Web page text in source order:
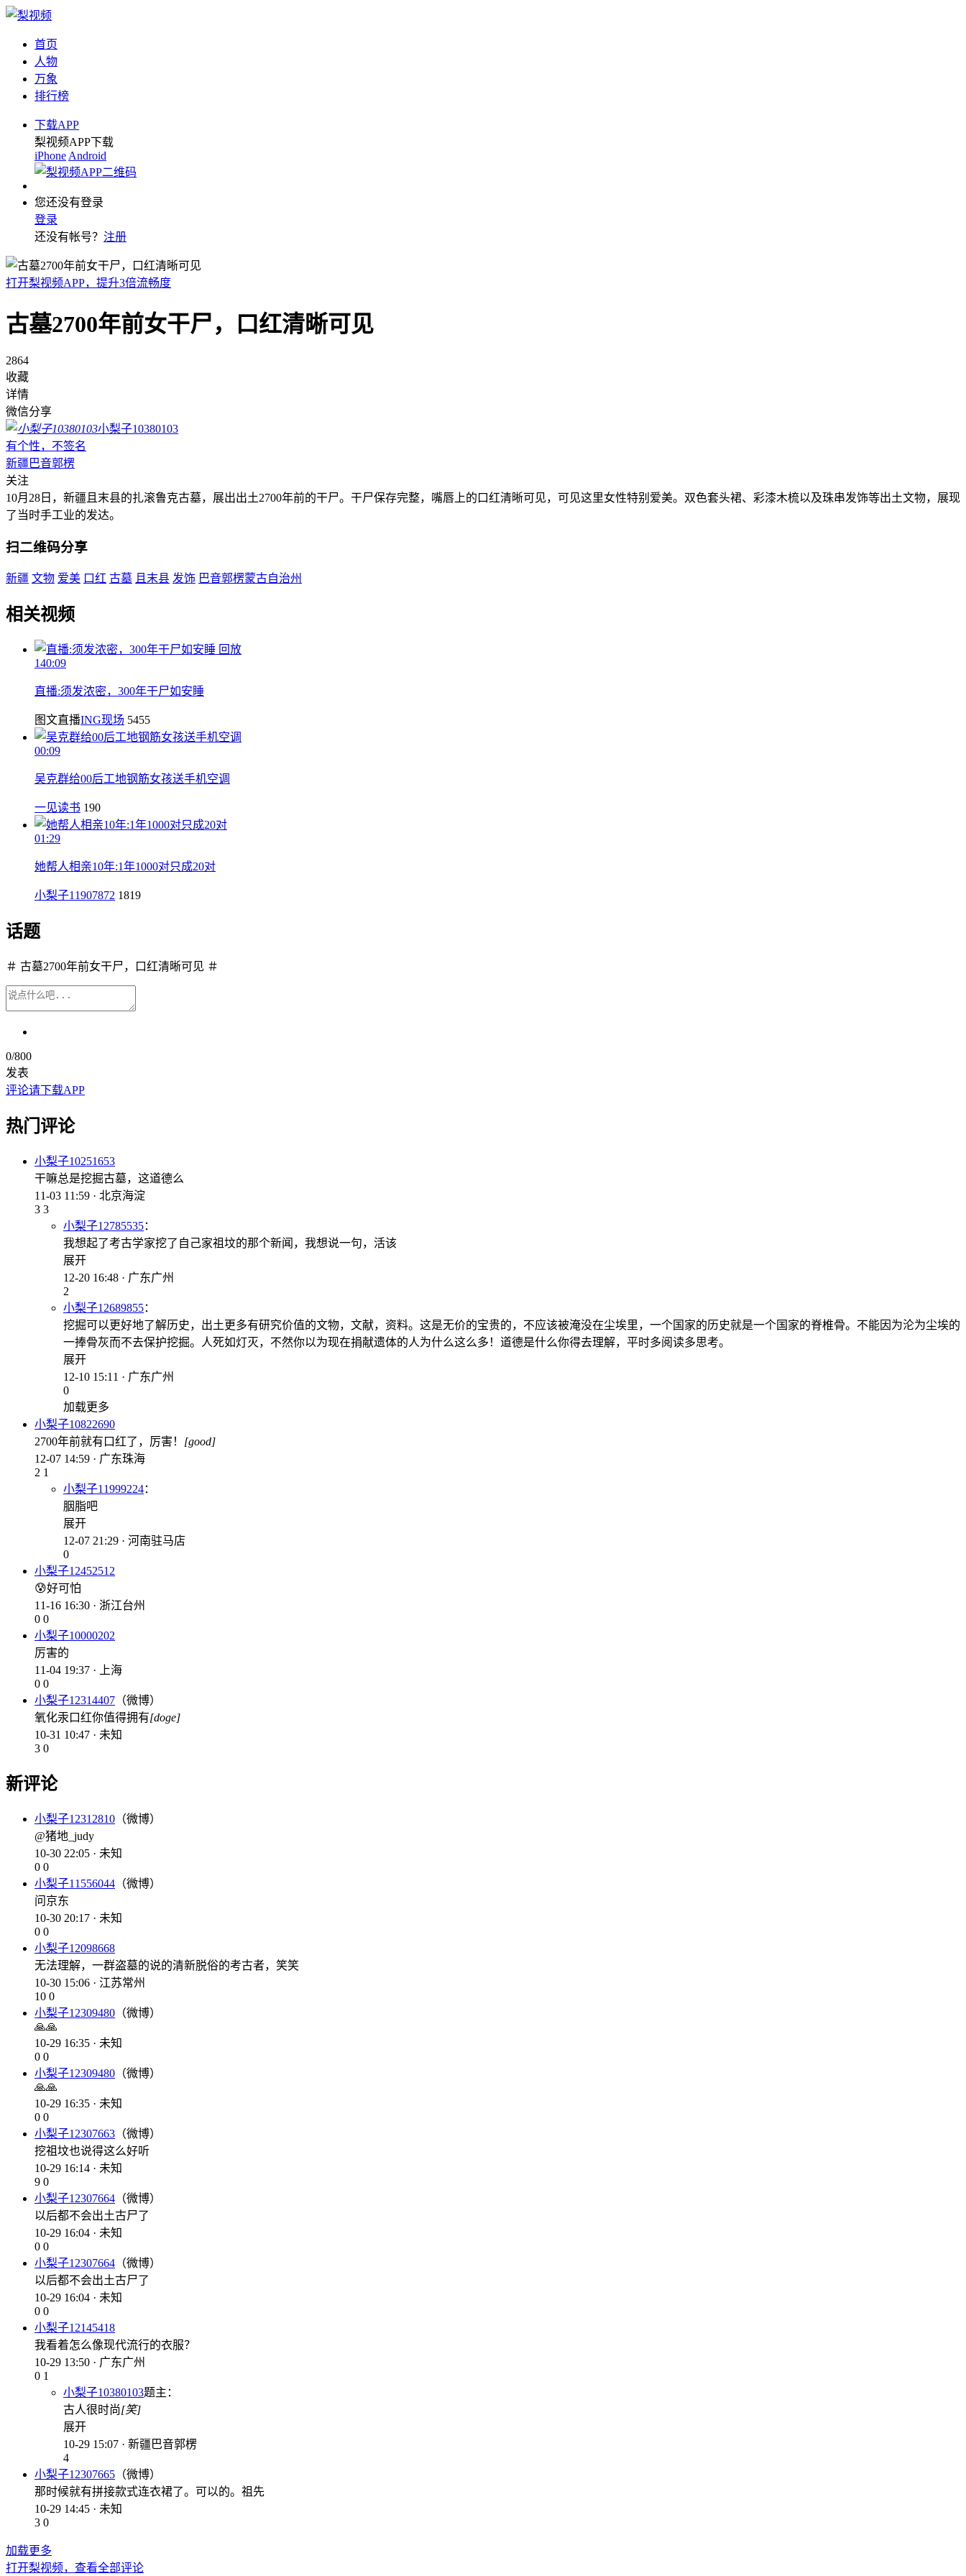
首页
人物
万象
排行榜
下载APP
梨视频APP下载
iPhone Android
您还没有登录
登录
还没有帐号？ 注册
打开梨视频APP，提升3倍流畅度
古墓2700年前女干尸，口红清晰可见
2864
收藏
详情
微信分享
小梨子10380103
有个性，不签名
新疆巴音郭楞
关注
10月28日，新疆且末县的扎滚鲁克古墓，展出出土2700年前的干尸。干尸保存完整，嘴唇上的口红清晰可见，可见这里女性特别爱美。双色套头裙、彩漆木梳以及珠串发饰等出土文物，展现
了当时手工业的发达。
扫二维码分享
新疆 文物 爱美 口红 古墓 且末县 发饰 巴音郭楞蒙古自治州
相关视频
回放
140:09
直播:须发浓密，300年干尸如安睡
图文直播ING现场 5455
00:09
吴克群给00后工地钢筋女孩送手机空调
一见读书 190
01:29
她帮人相亲10年:1年1000对只成20对
小梨子11907872 1819
话题
＃ 古墓2700年前女干尸，口红清晰可见 ＃
0/800
发表
评论请下载APP
热门评论
小梨子10251653
干嘛总是挖掘古墓，这道德么
11-03 11:59 · 北京海淀
3 3
小梨子12785535：
我想起了考古学家挖了自己家祖坟的那个新闻，我想说一句，活该
展开
12-20 16:48 · 广东广州
2
小梨子12689855：
挖掘可以更好地了解历史，出土更多有研究价值的文物，文献，资料。这是无价的宝贵的，不应该被淹没在尘埃里，一个国家的历史就是一个国家的脊椎骨。不能因为沦为尘埃的
一捧骨灰而不去保护挖掘。人死如灯灭，不然你以为现在捐献遗体的人为什么这么多！道德是什么你得去理解，平时多阅读多思考。
展开
12-10 15:11 · 广东广州
0
加载更多
小梨子10822690
2700年前就有口红了，厉害！ [good]
12-07 14:59 · 广东珠海
2 1
小梨子11999224：
胭脂吧
展开
12-07 21:29 · 河南驻马店
0
小梨子12452512
😰好可怕
11-16 16:30 · 浙江台州
0 0
小梨子10000202
厉害的
11-04 19:37 · 上海
0 0
小梨子12314407 （微博）
氧化汞口红你值得拥有[doge]
10-31 10:47 · 未知
3 0
新评论
小梨子12312810 （微博）
@猪地_judy
10-30 22:05 · 未知
0 0
小梨子11556044 （微博）
问京东
10-30 20:17 · 未知
0 0
小梨子12098668
无法理解，一群盗墓的说的清新脱俗的考古者，笑笑
10-30 15:06 · 江苏常州
10 0
小梨子12309480 （微博）
🙏🙏
10-29 16:35 · 未知
0 0
小梨子12309480 （微博）
🙏🙏
10-29 16:35 · 未知
0 0
小梨子12307663 （微博）
挖祖坟也说得这么好听
10-29 16:14 · 未知
9 0
小梨子12307664 （微博）
以后都不会出土古尸了
10-29 16:04 · 未知
0 0
小梨子12307664 （微博）
以后都不会出土古尸了
10-29 16:04 · 未知
0 0
小梨子12145418
我看着怎么像现代流行的衣服？
10-29 13:50 · 广东广州
0 1
小梨子10380103题主 ：
古人很时尚[笑]
展开
10-29 15:07 · 新疆巴音郭楞
4
小梨子12307665 （微博）
那时候就有拼接款式连衣裙了。可以的。祖先
10-29 14:45 · 未知
3 0
加载更多
打开梨视频，查看全部评论